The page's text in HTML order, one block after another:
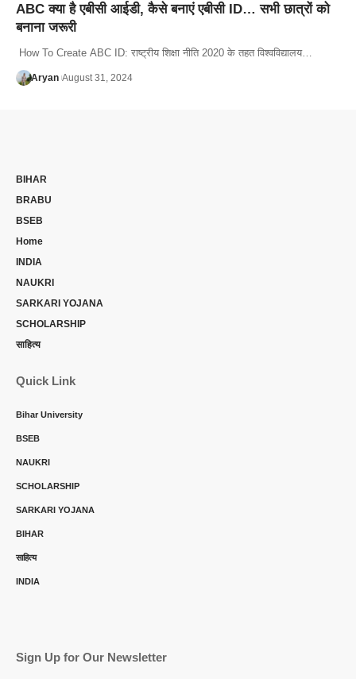
ABC क्या है एबीसी आईडी, कैसे बनाएं एबीसी ID… सभी छात्रों को
बनाना जरूरी
How To Create ABC ID: राष्ट्रीय शिक्षा नीति 2020 के तहत विश्वविद्यालय…
Aryan August 31, 2024
BIHAR
BRABU
BSEB
Home
INDIA
NAUKRI
SARKARI YOJANA
SCHOLARSHIP
साहित्य
Quick Link
Bihar University
BSEB
NAUKRI
SCHOLARSHIP
SARKARI YOJANA
BIHAR
साहित्य
INDIA
Sign Up for Our Newsletter